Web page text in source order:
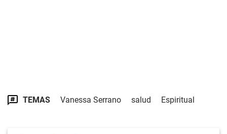
TEMAS Vanessa Serrano salud Espiritual